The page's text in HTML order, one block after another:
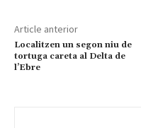
Article anterior
Localitzen un segon niu de
tortuga careta al Delta de
l’Ebre